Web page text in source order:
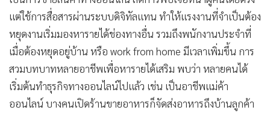
อาชญากรรม
Motoring
• เกม
• วิทยาศาสตร์
• SMEs
• หุ้น
แต่ใช้การสื่อสารผ่านระบบดิจิทัลแทน ทำให้แรงงานที่จำเป็นต้อง
หยุดงานเริ่มมองหารายได้ช่องทางอื่น รวมถึงพนักงานประจำที่
เมื่อต้องหยุดอยู่บ้าน หรือ work from home มีเวลาเพิ่มขึ้น การ
สวมบทบาทหลายอาชีพเพื่อหารายได้เสริม พบว่า หลายคนได้
เริ่มต้นทำธุรกิจทางออนไลน์ไปแล้ว เช่น เป็นอาชีพแม่ค้า
ออนไลน์ บางคนเปิดร้านขายอาหารก็จัดส่งอาหารถึงบ้านลูกค้า